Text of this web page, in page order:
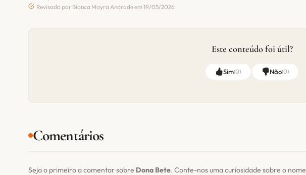
Revisado por Bianca Mayra Andrade em 19/05/2026
Este conteúdo foi útil?
Sim(0) Não(0)
Comentários
Seja o primeiro a comentar sobre Dona Bete. Conte-nos uma curiosidade sobre o